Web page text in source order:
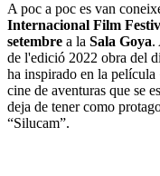
A poc a poc es van
Internacional Film
setembre a la Sala Goya.
de l'edició 2022 obra del
ha inspirado en la película
cine de aventuras que se
deja de tener como
“Silucam”.